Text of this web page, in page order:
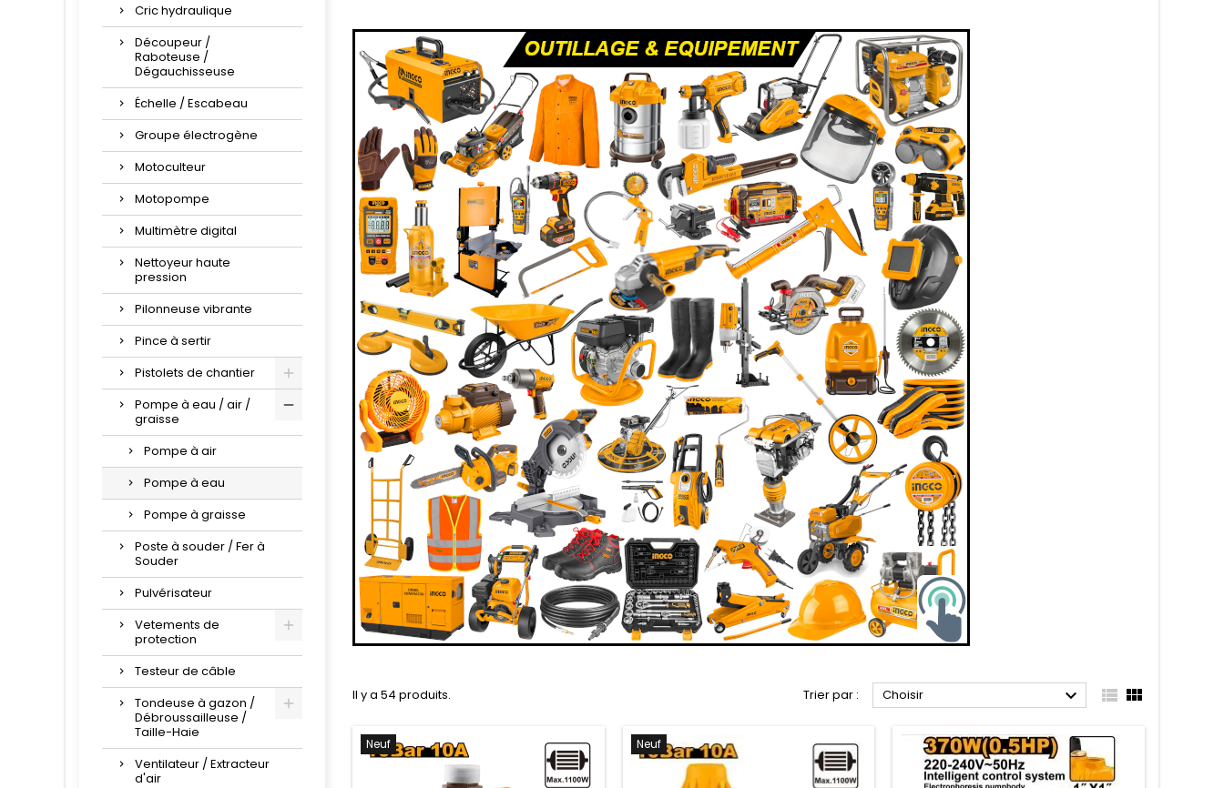
Cric hydraulique
Découpeur /
Raboteuse /
Dégauchisseuse
Échelle / Escabeau
Groupe électrogène
Motoculteur
Motopompe
Multimètre digital
Nettoyeur haute
pression
Pilonneuse vibrante
Pince à sertir
Pistolets de chantier
Pompe à eau / air /
graisse
Pompe à air
Pompe à eau
Pompe à graisse
Poste à souder / Fer à
Souder
Pulvérisateur
Vetements de
protection
Testeur de câble
Tondeuse à gazon /
Débroussailleuse /
Taille-Haie
Ventilateur / Extracteur
d'air
Il y a 54 produits. Trier par : Choisir   
Neuf Neuf